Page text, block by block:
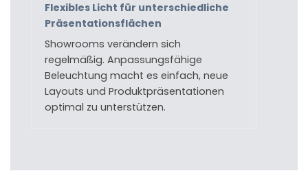
Flexibles Licht für unterschiedliche
Präsentationsflächen
Showrooms verändern sich
regelmäßig. Anpassungsfähige
Beleuchtung macht es einfach, neue
Layouts und Produktpräsentationen
optimal zu unterstützen.